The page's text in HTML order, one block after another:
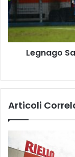
Trento:
bisogna
vincere!
Legnago
Articoli